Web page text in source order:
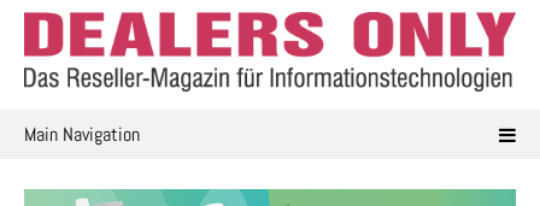
Skip
content
Main Navigation